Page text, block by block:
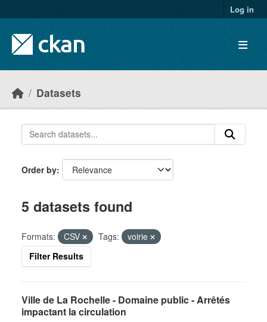
Log in
Datasets
Order by
5 datasets found
Formats: CSV Tags:
voirie
Filter Results
Ville de La Rochelle - Domaine public - Arrêtés
impactant la circulation